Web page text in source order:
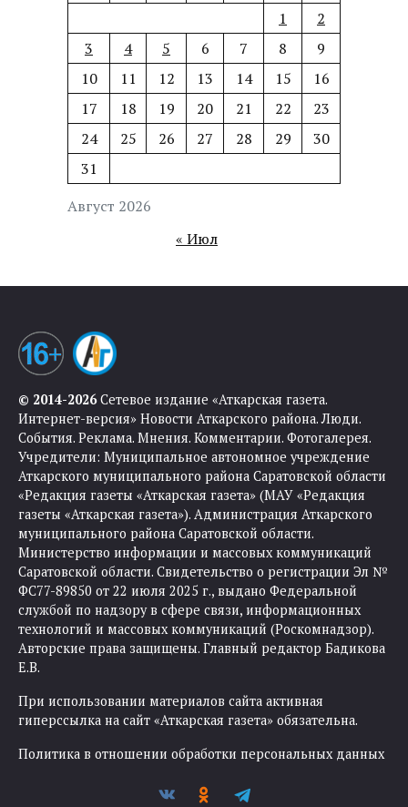
Август 2026
1
2
3
4 5 6 7 8
9
10
11 12 13 14 15
16
17
18 19 20 21 22
23
24
25 26 27 28 29
30
31
« Июл
© 2014-2026Сетевое издание «Аткарская газета.
Интернет-версия» Новости Аткарского района. Люди.
События. Реклама. Мнения. Комментарии. Фотогалерея.
Учредители: Муниципальное автономное учреждение
Аткарского муниципального района Саратовской области
«Редакция газеты «Аткарская газета» (МАУ «Редакция
газеты «Аткарская газета»). Администрация Аткарского
муниципального района Саратовской области.
Министерство информации и массовых коммуникаций
Саратовской области. Свидетельство о регистрации Эл №
ФС77-89850 от 22 июля 2025 г., выдано Федеральной
службой по надзору в сфере связи, информационных
технологий и массовых коммуникаций (Роскомнадзор).
Авторские права защищены. Главный редактор Бадикова
Е.В.
При использовании материалов сайта активная
гиперссылка на сайт «Аткарская газета» обязательна.
Политика в отношении обработки персональных данных